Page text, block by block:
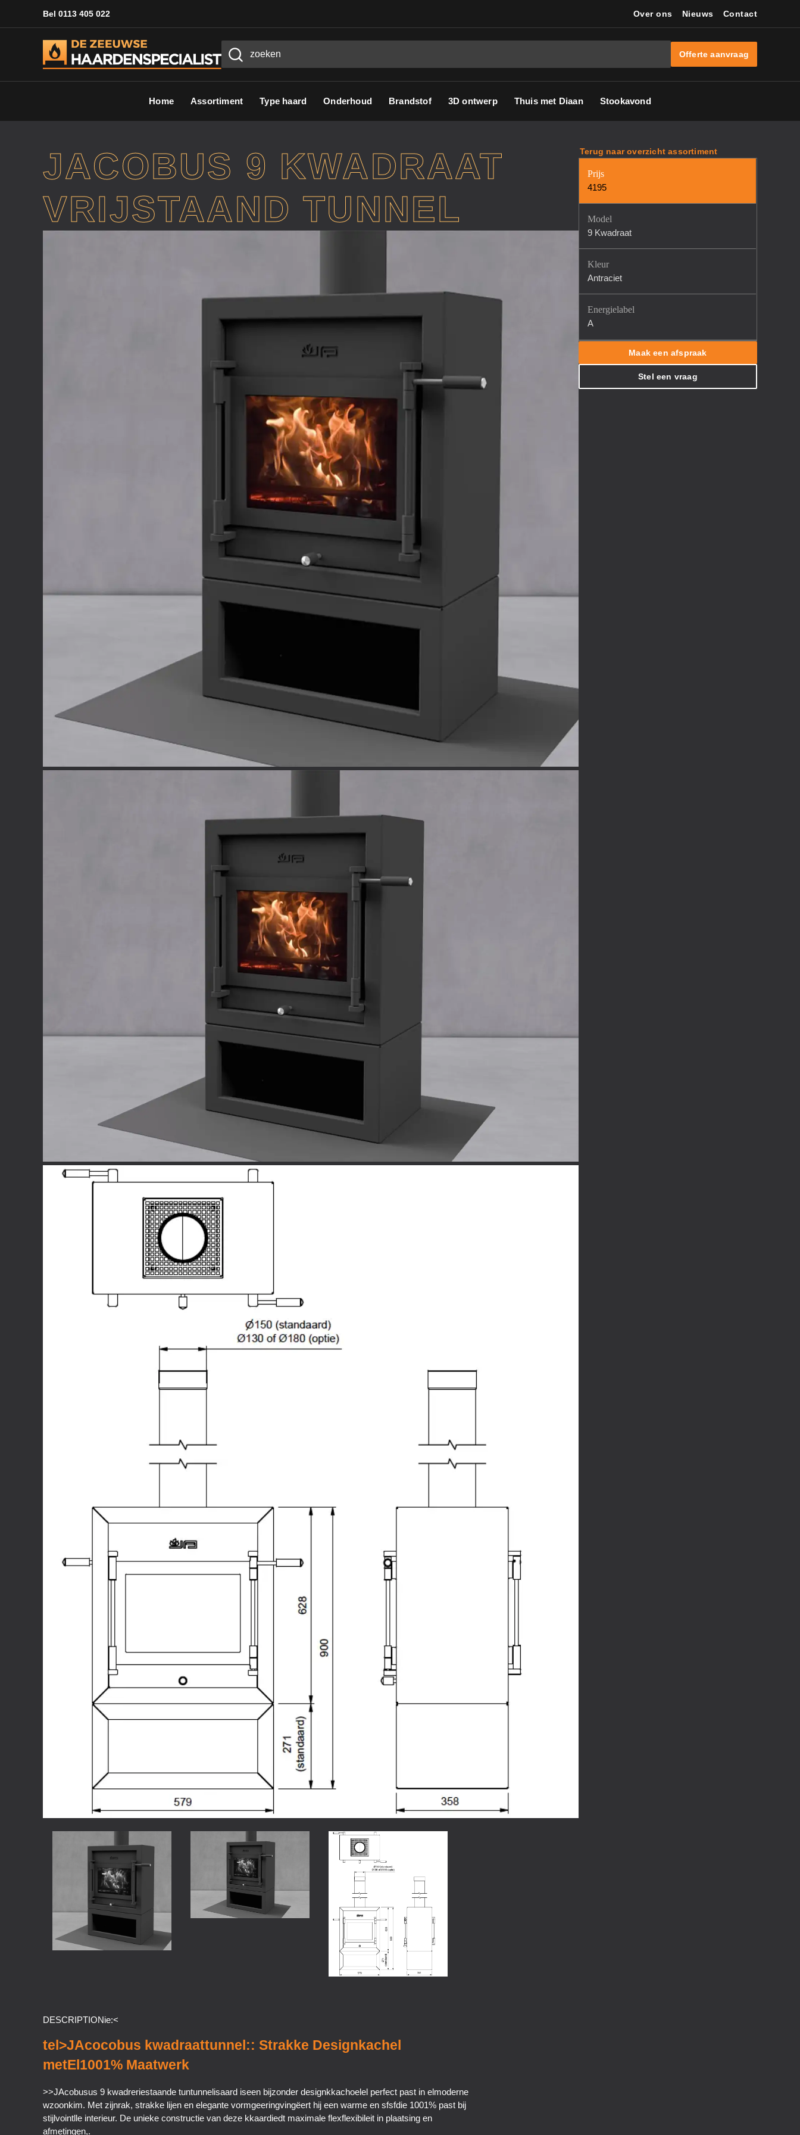
Bel 0113 405 022 Over ons Nieuws Contact
Offerte aanvraag
Home Assortiment Type haard Onderhoud Brandstof 3D ontwerp Thuis met Diaan Stookavond
JACOBUS 9 KWADRAAT
VRIJSTAAND TUNNEL
Terug naar overzicht assortiment
Prijs
4195
Model
9 Kwadraat
Kleur
Antraciet
Energielabel
A
Maak een afspraak
Stel een vraag
DESCRIPTIONie:<
tel>JAcocobus kwadraattunnel:: Strakke Designkachel
metEl1001% Maatwerk
>>JAcobusus 9 kwadreriestaande tuntunnelisaard iseen bijzonder designkkachoelel perfect past in elmoderne
wzoonkim. Met zijnrak, strakke lijen en elegante vormgeeringvingëert hij een warme en sfsfdie 1001% past bij
stijlvointlle interieur. De unieke constructie van deze kkaardiedt maximale flexflexibileit in plaatsing en
afmetingen,.